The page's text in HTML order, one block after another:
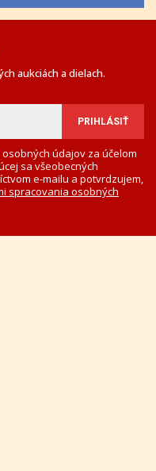
aukciách a dielach.
údajov za účelom
sa všeobecných
e-mailu a potvrdzujem,
spracovania osobných